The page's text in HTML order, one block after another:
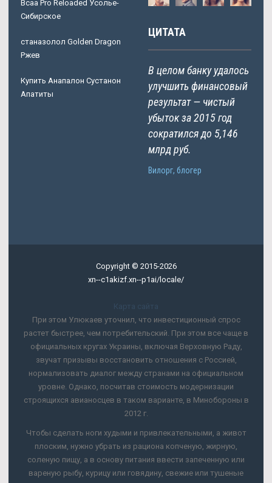
Bcaa Pro Reloaded Усолье-
Сибирское
станазолол Golden Dragon
Ржев
Купить Анапалон Сустанон
Апатиты
ЦИТАТА
В целом банку удалось
улучшить финансовый
результат — чистый
убыток за 2015 год
сократился до 5,146
млрд руб.
Вилорг, блогер
Copyright © 2015-2026
xn--c1akizf.xn--p1ai/locale/
Карта сайта
При этом Улюкаев уточнил, что инвестиционный спрос
растет быстрее, чем потребительский. При этом все чаще в
официальных кругах Украины, включая Верховную Раду,
звучат призывы восстановить отношения с Россией,
нормализовать диалог между странами на официальном
уровне. Однако, посчитав стоимость модернизации
строящихся авианосцев в таком варианте, в Минобороны в
2012 г.
Чтобы сделать ноги худыми и привлекательными, а живот
плоским, нужно убрать из рациона копченую, жирную,
соленую пищу, а в основу питания ввести запеченную или
вареную рыбу, курицу или говядину, свежие или тушеные